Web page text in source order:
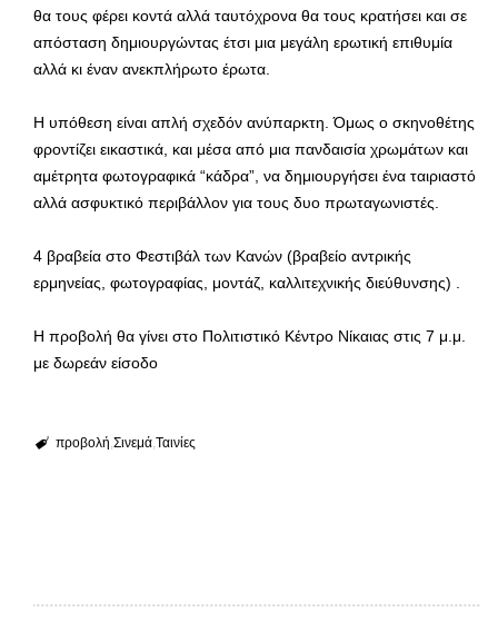
θα τους φέρει κοντά αλλά ταυτόχρονα θα τους κρατήσει και σε
απόσταση δημιουργώντας έτσι μια μεγάλη ερωτική επιθυμία
αλλά κι έναν ανεκπλήρωτο έρωτα.
Η υπόθεση είναι απλή σχεδόν ανύπαρκτη. Όμως ο σκηνοθέτης
φροντίζει εικαστικά, και μέσα από μια πανδαισία χρωμάτων και
αμέτρητα φωτογραφικά “κάδρα”, να δημιουργήσει ένα ταιριαστό
αλλά ασφυκτικό περιβάλλον για τους δυο πρωταγωνιστές.
4 βραβεία στο Φεστιβάλ των Κανών (βραβείο αντρικής
ερμηνείας, φωτογραφίας, μοντάζ, καλλιτεχνικής διεύθυνσης) .
Η προβολή θα γίνει στο Πολιτιστικό Κέντρο Νίκαιας στις 7 μ.μ.
με δωρεάν είσοδο
προβολή Σινεμά Ταινίες